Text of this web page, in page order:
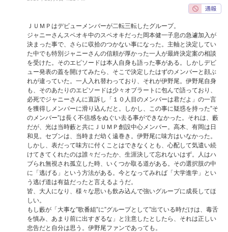
ＪＵＭＰはデビューメンバーが二転三転したグループ。
ジャニーさんスペオキ中のスペオキだった岡本健一子息の急遽加入が
決まった事で、さらに収拾のつかない事になった。主軸と決定してい
た中でも特別ジャニーさんの信頼が厚かった一人が最終決定案の相談
を受けた。そのエピソードは本人自身も語った事がある。しかしデビ
ュー発表の蓋を開けてみたら、そこで決定したはずのメンバーと顔ぶ
れが違っていた。一人入れ替わっており、それが伊野尾。伊野尾自身
も、そのあたりのエピソードは少々オブラートに包んで語っており、
必死でジャニーさんに直訴し「１０人目のメンバーは君だよ」の一言
を獲得しメンバーに滑り込んだと。しかし、この事に疑惑を持った”そ
のメンバー”は長く不信感をぬぐい去る事ができなかった。それは、藪
だが、光は当時藪と共にＪＵＭＰ創設中心メンバー。高木、有岡は日
和見。セブンは、当時まだ幼く遠巻き。伊野尾に味方はいなかった。
しかし、表だって味方に付くことはできなくとも、心配して気遣い続
けてきてくれたのは誰々だったか、生涯決して忘れないはず。人はハ
ブられ無視され孤立した時、いくつか取る道がある。その選択肢の中
に「逃げる」という方法がある。今となってみれば「大学進学」とい
う逃げ道は有益だったと言えるようだ。
皆、大人になり、様々な思いも飲み込んで強いグループに成長してほ
しい。
もし藪が「大事な”歌番組”に”グループとして”出ている時だけは、毒舌
を慎み、あまり前に出すぎるな」と注意したとしたら、それは正しい
忠告だと自分は思う。伊野尾ファンであっても。